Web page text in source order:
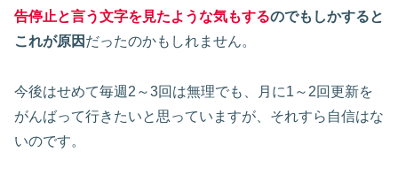
告停止と言う文字を見たような気もするのでもしかすると
これが原因 だったのかもしれません。
今後はせめて毎週2～3回は無理でも、月に1～2回更新を
がんばって行きたいと思っていますが、それすら自信はな
いのです。